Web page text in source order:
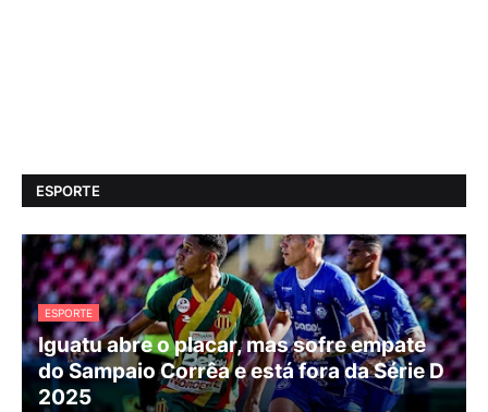
ESPORTE
ESPORTE
Iguatu abre o placar, mas sofre empate
do Sampaio Corrêa e está fora da Série D
2025